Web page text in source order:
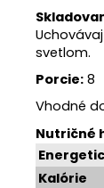
svetlom.
Porcie: 8
Vhodné
Nutričné
Kalórie